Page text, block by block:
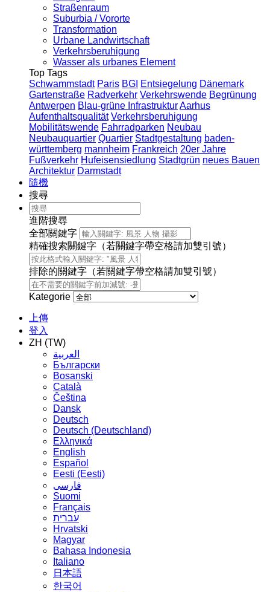
Straßenraum
Suburbia / Vororte
Transformation
Urbane Landwirtschaft
Verkehrsberuhigung
Wasser als urbanes Element
Top Tags
Schwammstadt Paris BGI Entsiegelung Dänemark
Gartenstraße Radverkehr Verkehrswende Begrünung
Antwerpen Blau-grüne InfrastrukturAarhus
Aufenthaltsqualität Verkehrsberuhigung
Mobilitätswende Fahrradparken Neubau
Neubauquartier Quartier Stadtgestaltung baden-
württemberg mannheim Frankreich 20er Jahre
Fußverkehr Hufeisensiedlung Stadtgrün neues Bauen
Architektur Darmstadt
隨機
搜尋
進階搜尋
全部關鍵字
精確搜索關鍵字（若關鍵字帶空格請加雙引號）
排除的關鍵字（若關鍵字帶空格請加雙引號）
Kategorie
上傳
登入
ZH (TW)
العربية
Български
Bosanski
Сatalà
Čeština
Dansk
Deutsch
Deutsch (Deutschland)
Ελληνικά
English
Español
Eesti (Eesti)
فارسی
Suomi
Français
עברית
Hrvatski
Magyar
Bahasa Indonesia
Italiano
日本語
한국어